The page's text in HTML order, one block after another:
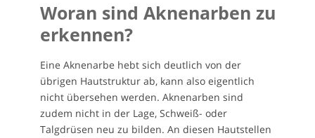
Woran sind Aknenarben zu
erkennen?
Eine Aknenarbe hebt sich deutlich von der
übrigen Hautstruktur ab, kann also eigentlich
nicht übersehen werden. Aknenarben sind
zudem nicht in der Lage, Schweiß- oder
Talgdrüsen neu zu bilden. An diesen Hautstellen